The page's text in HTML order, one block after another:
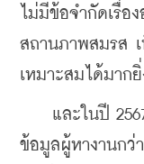
ไม่มีข้อจำกัดเรื่
สถานภาพสมรส
เหมาะสมได้มาก
และในปี 2567
ข้อมูลผู้หางานกว่